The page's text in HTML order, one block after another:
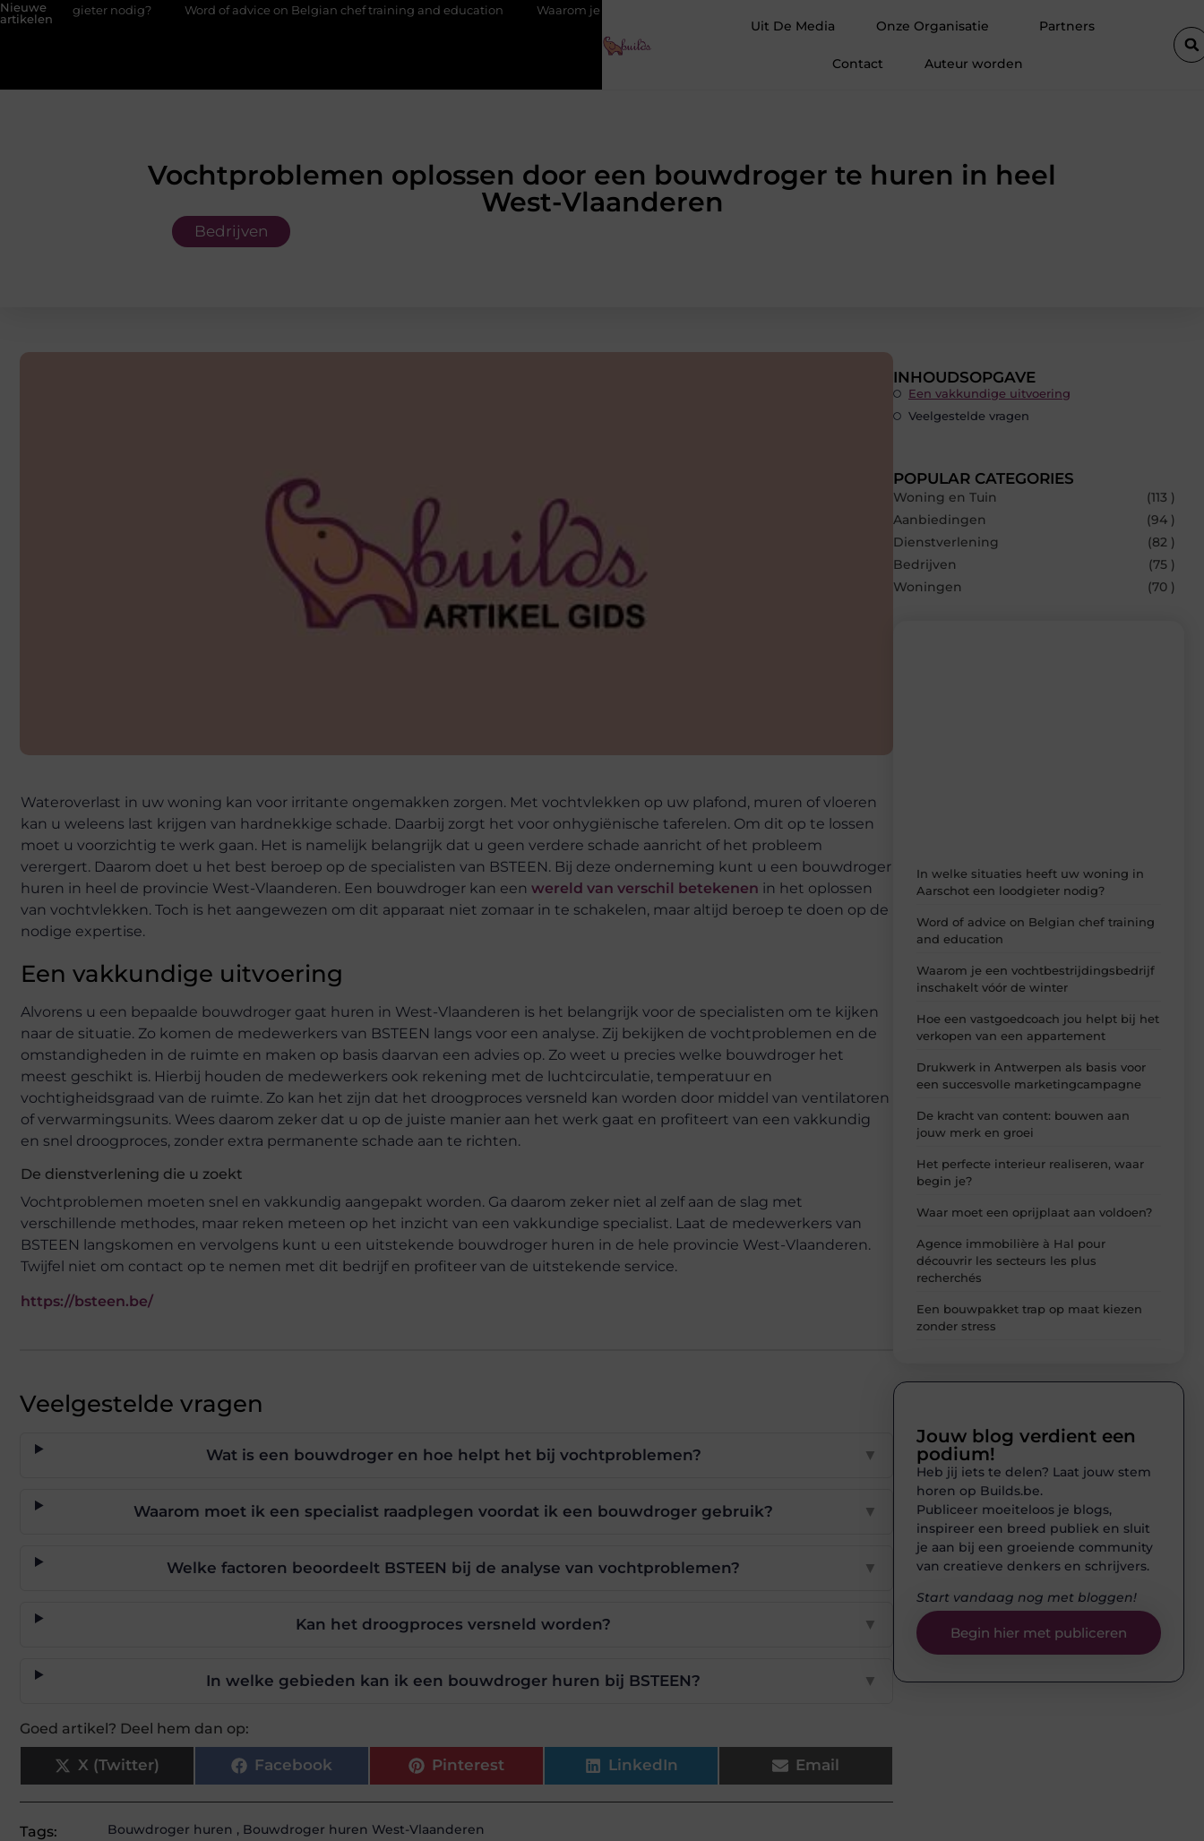
Nieuwe
artikelen
Word of advice on Belgian chef training and education Waarom je een vochtbestrijdingsbedrijf inschakelt vóór de winter
Uit De Media Onze Organisatie Partners
Contact Auteur worden
Vochtproblemen oplossen door een bouwdroger te huren in heel
West-Vlaanderen
Bedrijven
Wateroverlast in uw woning kan voor irritante ongemakken zorgen. Met vochtvlekken op uw plafond, muren of vloeren
kan u weleens last krijgen van hardnekkige schade. Daarbij zorgt het voor onhygiënische taferelen. Om dit op te lossen
moet u voorzichtig te werk gaan. Het is namelijk belangrijk dat u geen verdere schade aanricht of het probleem
verergert. Daarom doet u het best beroep op de specialisten van BSTEEN. Bij deze onderneming kunt u een bouwdroger
huren in heel de provincie West-Vlaanderen. Een bouwdroger kan een wereld van verschil betekenen in het oplossen
van vochtvlekken. Toch is het aangewezen om dit apparaat niet zomaar in te schakelen, maar altijd beroep te doen op de
nodige expertise.
Een vakkundige uitvoering
Alvorens u een bepaalde bouwdroger gaat huren in West-Vlaanderen is het belangrijk voor de specialisten om te kijken
naar de situatie. Zo komen de medewerkers van BSTEEN langs voor een analyse. Zij bekijken de vochtproblemen en de
omstandigheden in de ruimte en maken op basis daarvan een advies op. Zo weet u precies welke bouwdroger het
meest geschikt is. Hierbij houden de medewerkers ook rekening met de luchtcirculatie, temperatuur en
vochtigheidsgraad van de ruimte. Zo kan het zijn dat het droogproces versneld kan worden door middel van ventilatoren
of verwarmingsunits. Wees daarom zeker dat u op de juiste manier aan het werk gaat en profiteert van een vakkundig
en snel droogproces, zonder extra permanente schade aan te richten.
De dienstverlening die u zoekt
Vochtproblemen moeten snel en vakkundig aangepakt worden. Ga daarom zeker niet al zelf aan de slag met
verschillende methodes, maar reken meteen op het inzicht van een vakkundige specialist. Laat de medewerkers van
BSTEEN langskomen en vervolgens kunt u een uitstekende bouwdroger huren in de hele provincie West-Vlaanderen.
Twijfel niet om contact op te nemen met dit bedrijf en profiteer van de uitstekende service.
https://bsteen.be/
Veelgestelde vragen
Wat is een bouwdroger en hoe helpt het bij vochtproblemen? ▼
Waarom moet ik een specialist raadplegen voordat ik een bouwdroger gebruik? ▼
Welke factoren beoordeelt BSTEEN bij de analyse van vochtproblemen? ▼
Kan het droogproces versneld worden? ▼
In welke gebieden kan ik een bouwdroger huren bij BSTEEN? ▼
Goed artikel? Deel hem dan op:
X (Twitter) Facebook Pinterest LinkedIn Email
Tags: Bouwdroger huren , Bouwdroger huren West-Vlaanderen
INHOUDSOPGAVE
Een vakkundige uitvoering
Veelgestelde vragen
POPULAR CATEGORIES
Woning en Tuin
(113 )
Aanbiedingen
(94 )
Dienstverlening
(82 )
Bedrijven
(75 )
Woningen
(70 )
In welke situaties heeft uw woning in
Aarschot een loodgieter nodig?
Word of advice on Belgian chef training
and education
Waarom je een vochtbestrijdingsbedrijf
inschakelt vóór de winter
Hoe een vastgoedcoach jou helpt bij het
verkopen van een appartement
Drukwerk in Antwerpen als basis voor
een succesvolle marketingcampagne
De kracht van content: bouwen aan
jouw merk en groei
Het perfecte interieur realiseren, waar
begin je?
Waar moet een oprijplaat aan voldoen?
Agence immobilière à Hal pour
découvrir les secteurs les plus
recherchés
Een bouwpakket trap op maat kiezen
zonder stress
Jouw blog verdient een
podium!
Heb jij iets te delen? Laat jouw stem
horen op Builds.be.
Publiceer moeiteloos je blogs,
inspireer een breed publiek en sluit
je aan bij een groeiende community
van creatieve denkers en schrijvers.
Start vandaag nog met bloggen!
Begin hier met publiceren